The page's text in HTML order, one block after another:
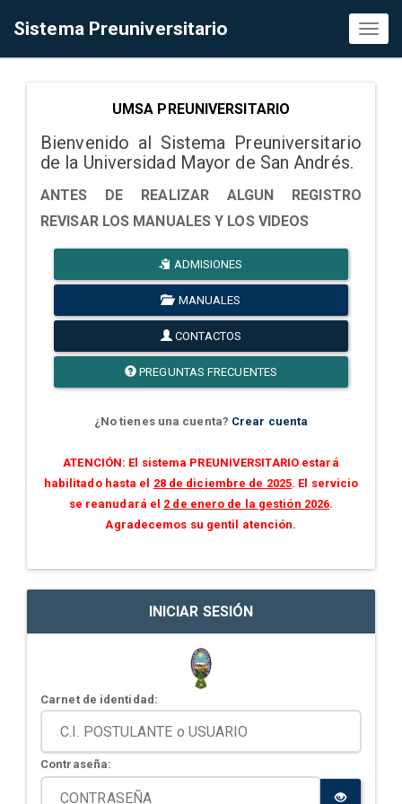
Sistema Preuniversitario
UMSA PREUNIVERSITARIO
Bienvenido al Sistema Preuniversitario
de la Universidad Mayor de San Andrés.
ANTES DE REALIZAR ALGUN REGISTRO
REVISAR LOS MANUALES Y LOS VIDEOS
ADMISIONES
MANUALES
CONTACTOS
PREGUNTAS FRECUENTES
¿No tienes una cuenta? Crear cuenta
ATENCIÓN: El sistema PREUNIVERSITARIO estará
habilitado hasta el 28 de diciembre de 2025. El servicio
se reanudará el 2 de enero de la gestión 2026.
Agradecemos su gentil atención.
INICIAR SESIÓN
Carnet de identidad:
Contraseña: